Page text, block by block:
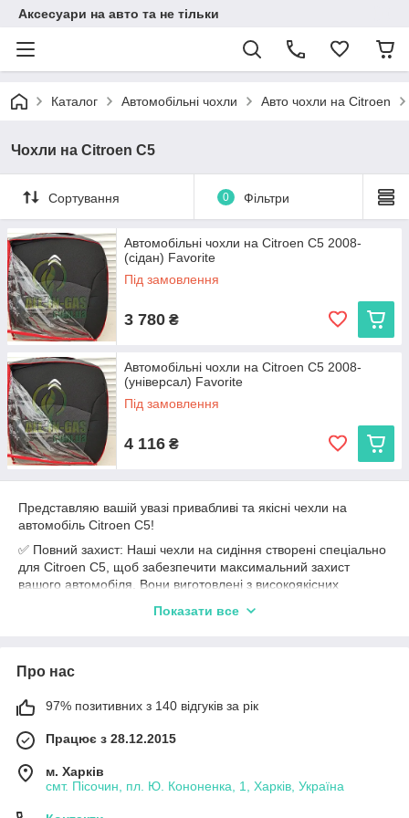
Аксесуари на авто та не тільки
Каталог Автомобільні чохли Авто чохли на Citroen
Чохли на Citroen C5
Сортування 0 Фільтри
Автомобільні чохли на Citroen C5 2008-
(сідан) Favorite
Під замовлення
3 780 ₴
Автомобільні чохли на Citroen C5 2008-
(універсал) Favorite
Під замовлення
4 116 ₴
Представляю вашій увазі привабливі та якісні чехли на
автомобіль Citroen C5!
✅ Повний захист: Наші чехли на сидіння створені спеціально
для Citroen C5, щоб забезпечити максимальний захист
вашого автомобіля. Вони виготовлені з високоякісних
підгонку без будь-яких проблем. Вони добре фіксуються і не
✅ Стильний дизайн: Наші чехли не тільки забезпечують
захист, але й додають стиль та елегантність вашому
дизайнів, щоб підібрати оптимальний варіант, який відповідає
вашому смаку та інтер'єру автомобіля.
✅ Висока якість: Ми пропонуємо тільки чехли, які виготовлені
Показати все
Про нас
97% позитивних з 140 відгуків за рік
Працює з 28.12.2015
м. Харків
смт. Пісочин, пл. Ю. Кононенка, 1, Харків, Україна